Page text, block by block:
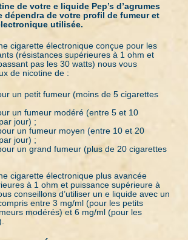
de votre e liquide Pep’s d’agrumes
dépendra de votre profil de fumeur et
utilisée.
cigarette électronique conçue pour les
(résistances supérieures à 1 ohm et
pas les 30 watts) nous vous
de nicotine de :
un petit fumeur (moins de 5 cigarettes
un fumeur modéré (entre 5 et 10
jour) ;
un fumeur moyen (entre 10 et 20
jour) ;
un grand fumeur (plus de 20 cigarettes
cigarette électronique plus avancée
à 1 ohm et puissance supérieure à
conseillons d’utiliser un e liquide avec un
entre 3 mg/ml (pour les petits
modérés) et 6 mg/ml (pour les